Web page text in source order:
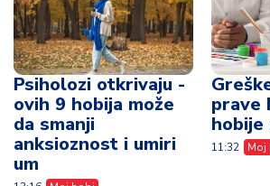
Psiholozi otkrivaju -
ovih 9 hobija može
da smanji
anksioznost i umiri
um
prave
hobije
11:32 Moj